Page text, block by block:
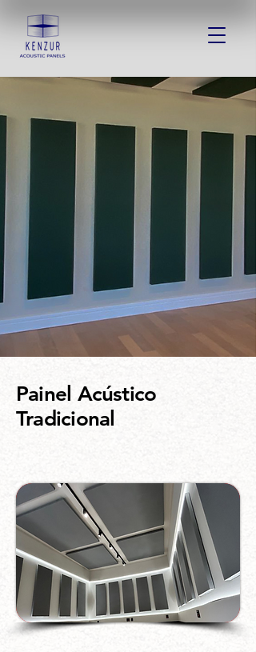
Painel Acústico
Tradicional